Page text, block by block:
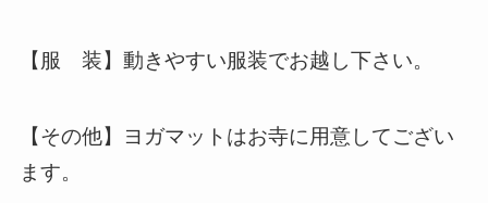
【服 装】動きやすい服装でお越し下さい。
【その他】ヨガマットはお寺に用意してござい
ます。